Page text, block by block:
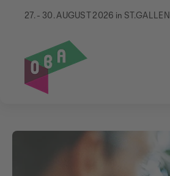
27. - 30. AUGUST 2026 in ST.GALLEN